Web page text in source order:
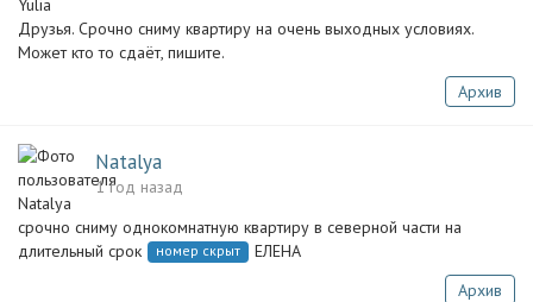
Друзья. Срочно сниму квартиру на очень выходных условиях.
Может кто то сдаёт, пишите.
Архив
Natalya
1 год назад
срочно сниму однокомнатную квартиру в северной части на
длительный срок
номер скрыт
ЕЛЕНА
Архив